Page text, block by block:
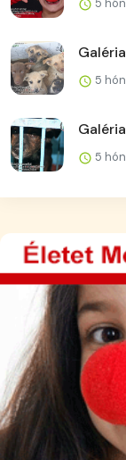
5
5
5